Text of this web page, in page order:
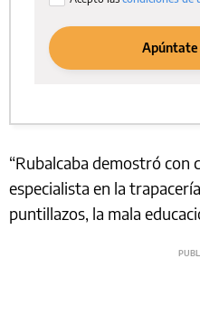
“Rubalcaba demostró con
especialista en la
puntillazos, la mala